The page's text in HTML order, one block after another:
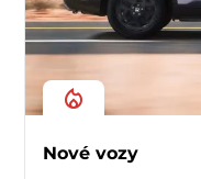
Nové vozy